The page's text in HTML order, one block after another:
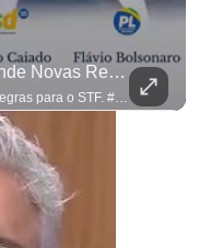
Romeu Zema Critica Lula E Defende Novas Regras Para O STF. #OAntagonista